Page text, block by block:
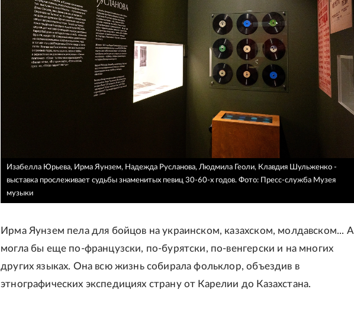
Изабелла Юрьева, Ирма Яунзем, Надежда Русланова, Людмила Геоли, Клавдия Шульженко -
выставка прослеживает судьбы знаменитых певиц 30-60-х годов. Фото: Пресс-служба Музея
музыки
Ирма Яунзем пела для бойцов на украинском, казахском, молдавском... А
могла бы еще по-французски, по-бурятски, по-венгерски и на многих
других языках. Она всю жизнь собирала фольклор, объездив в
этнографических экспедициях страну от Карелии до Казахстана.